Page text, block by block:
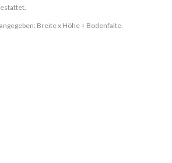
Breite x Höhe + Bodenfalte.